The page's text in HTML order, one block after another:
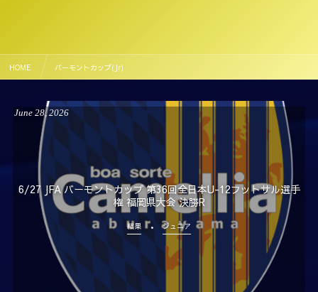
HOME バーモントカップ(Jr)
6/27 JFA バーモントカップ 第36回全日本U-12フットサル選手
権 福岡県大会 決勝R
June 28,2026
結果 ジュニア